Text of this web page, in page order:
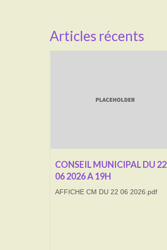
Articles récents
CONSEIL MUNICIPAL DU 22
06 2026 A 19H
AFFICHE CM DU 22 06 2026.pdf